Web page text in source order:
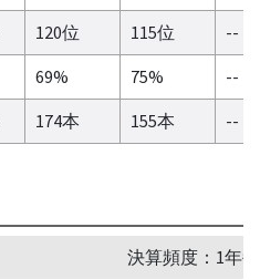
120位 115位
--
69% 75%
--
174本 155本 --
決算頻度：1年